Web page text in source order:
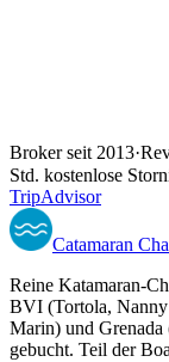
Broker seit 2013·
Std. kostenlose
TripAdvisor
Catamaran
Reine Katamaran-
BVI (Tortola, Nanny
Marin) und
gebucht. Teil der